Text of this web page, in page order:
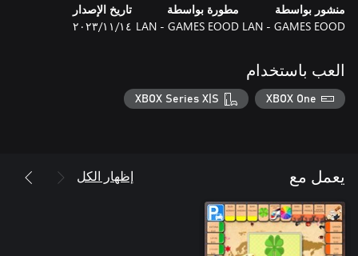
Just like the deep board, this team feature is paid only if you
Good luck team!
منشور بواسطة
LAN - GAMES EOOD
مطورة بواسطة
LAN - GAMES EOOD
تاريخ الإصدار
١٤‏/١١‏/٢٠٢٣
العب باستخدام
XBOX One
XBOX Series X|S
يعمل مع إظهار الكل